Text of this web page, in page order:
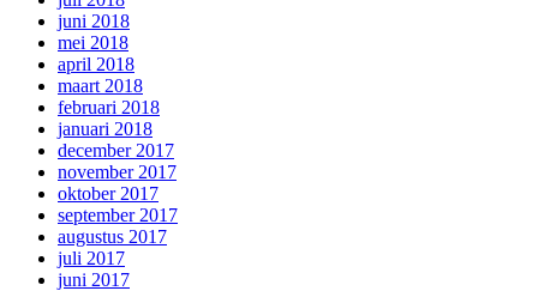
juni 2018
mei 2018
april 2018
maart 2018
februari 2018
januari 2018
december 2017
november 2017
oktober 2017
september 2017
augustus 2017
juli 2017
juni 2017